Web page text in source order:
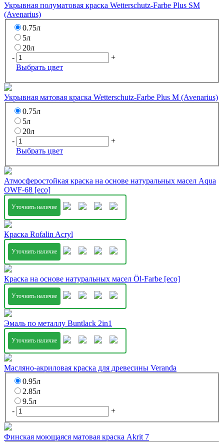
Укрывная полуматовая краска Wetterschutz-Farbe Plus SM
(Avenarius)
0.75л
5л
20л
-
+
Выбрать цвет
Укрывная матовая краска Wetterschutz-Farbe Plus M (Avenarius)
0.75л
5л
20л
-
+
Выбрать цвет
Атмосферостойкая краска на основе натуральных масел Aqua
OWF-68 [eco]
Уточнить наличие
Краска Rofalin Acryl
Уточнить наличие
Краска на основе натуральных масел Öl-Farbe [eco]
Уточнить наличие
Эмаль по металлу Buntlack 2in1
Уточнить наличие
Масляно-акриловая краска для древесины Veranda
0.95л
2.85л
9.5л
-
+
Финская моющаяся матовая краска Akrit 7